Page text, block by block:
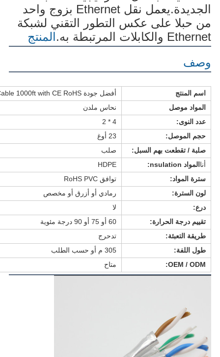
Ethernet والكابلات المرتبطة به.
المنتج
وصف
اسم المنتج
أفضل جودة AWG FTP Lan Cable Cat6a Cat7 Network Cable 1000ft with CE RoHS
المواد موصل
نحاس ملدن
عدد النوى:
4 * 2
حجم الموصل:
23 أوغ
صلبة / تقطعت بهم السبل:
صلب
أنا المواد nsulation:
HDPE
سترة المواد:
توافق RoHS PVC
لون السترة:
رمادي أو أزرق أو مخصص
درع:
لا
تقييم درجة الحرارة:
60 أو 75 أو 90 درجة مئوية
طريقة التعبئة:
تدحرج
طول اللفة:
305 م أو حسب الطلب
OEM / ODM:
متاح